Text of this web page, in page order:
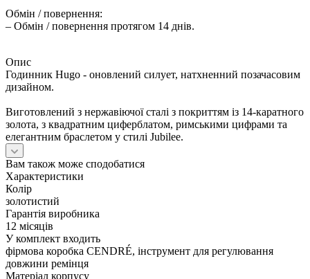
Обмін / повернення:
– Обмін / повернення протягом 14 днів.
Опис
Годинник Hugo - оновлений силует, натхненний позачасовим
дизайном.
Виготовлений з нержавіючої сталі з покриттям із 14-каратного
золота, з квадратним циферблатом, римськими цифрами та
елегантним браслетом у стилі Jubilee.
Вам також може сподобатися
Характеристики
Колір
золотистий
Гарантія виробника
12 місяців
У комплект входить
фірмова коробка CENDRÉ, інструмент для регулювання
довжини ремінця
Матеріал корпусу